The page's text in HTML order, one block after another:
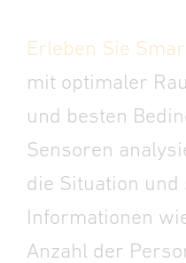
Erleben Sie
mit optimaler
und besten
Sensoren
die Situation und
Informationen
Anzahl der